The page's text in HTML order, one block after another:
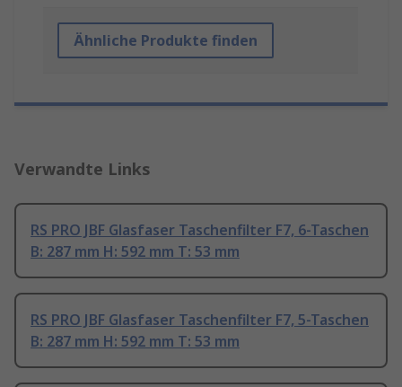
Ähnliche Produkte finden
Verwandte Links
RS PRO JBF Glasfaser Taschenfilter F7, 6-Taschen
B: 287 mm H: 592 mm T: 53 mm
RS PRO JBF Glasfaser Taschenfilter F7, 5-Taschen
B: 287 mm H: 592 mm T: 53 mm